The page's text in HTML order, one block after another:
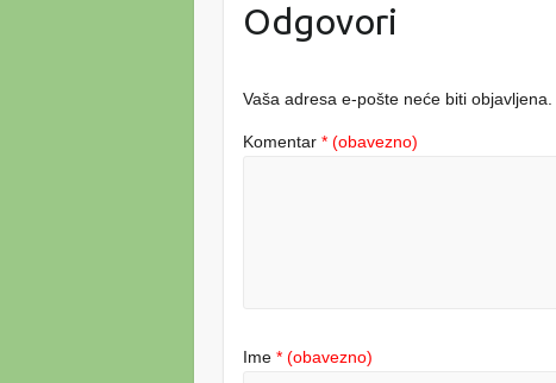
Odgovori
Vaša adresa e-pošte neće biti objavljena.
Komentar* (obavezno)
Ime* (obavezno)